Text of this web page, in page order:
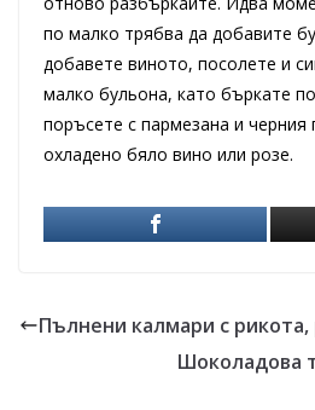
по малко трябва да добавите
добавете виното, посолете и
малко бульона, като бъркате
поръсете с пармезана и черния
охладено бяло вино или розе.
Пълнени калмари с
Шоколадова